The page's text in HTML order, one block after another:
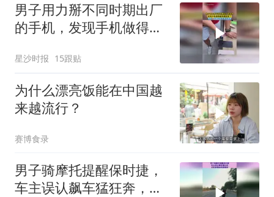
男子用力掰不同时期出厂
的手机，发现手机做得越
试成本有点高啊
星沙时报 15跟贴
为什么漂亮饭能在中国越
来越流行？
赛博食录
男子骑摩托提醒保时捷，
车主误认飙车猛狂奔，手